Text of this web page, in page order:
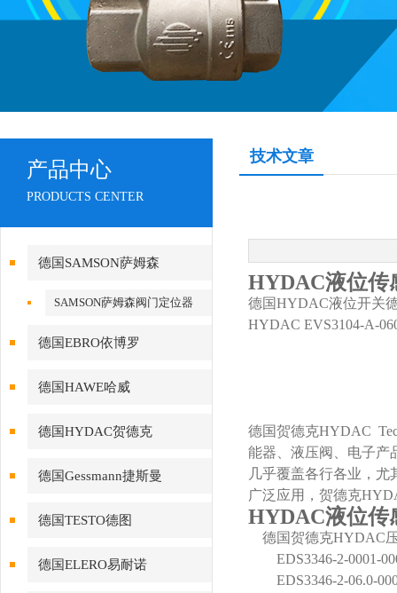
产品中心
PRODUCTS CENTER
德国SAMSON萨姆森
SAMSON萨姆森阀门定位器
德国EBRO依博罗
德国HAWE哈威
德国HYDAC贺德克
德国Gessmann捷斯曼
德国TESTO德图
德国ELERO易耐诺
技术文章
HYDAC液位传
德国HYDAC液位开关
HYDAC EVS3104-A-
德国贺德克HYDAC
能器、液压阀、电子产
几乎覆盖各行各业，
广泛应用，贺德克
HYDAC液位传
德国贺德克HYDAC
EDS3346-2-0001-
EDS3346-2-06.0-000